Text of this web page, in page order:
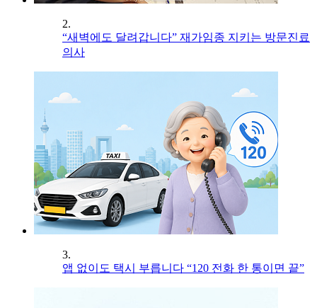
2.
“새벽에도 달려갑니다” 재가임종 지키는 방문진료
의사
3.
앱 없이도 택시 부릅니다 “120 전화 한 통이면 끝”